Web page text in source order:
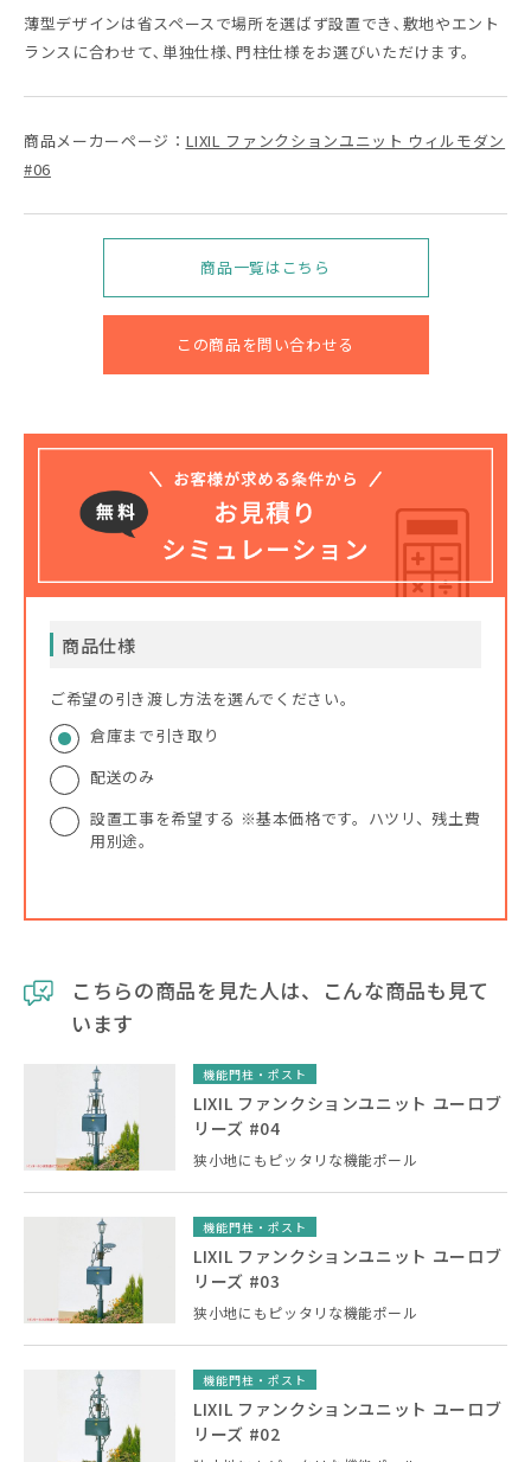
薄型デザインは省スペースで場所を選ばず設置でき､敷地やエント
ランスに合わせて､単独仕様､門柱仕様をお選びいただけます。
商品メーカーページ： LIXIL ファンクションユニット ウィルモダン
#06
商品一覧はこちら
この商品を問い合わせる
商品仕様
ご希望の引き渡し方法を選んでください。
倉庫まで引き取り
配送のみ
設置工事を希望する ※基本価格です。ハツリ、残土費
用別途。
こちらの商品を見た人は、こんな商品も見て
います
機能門柱・ポスト
LIXIL ファンクションユニット ユーロブ
リーズ #04
狭小地にもピッタリな機能ポール
機能門柱・ポスト
LIXIL ファンクションユニット ユーロブ
リーズ #03
狭小地にもピッタリな機能ポール
機能門柱・ポスト
LIXIL ファンクションユニット ユーロブ
リーズ #02